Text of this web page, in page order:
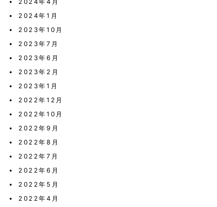
2024年1月
2023年10月
2023年7月
2023年6月
2023年2月
2023年1月
2022年12月
2022年10月
2022年9月
2022年8月
2022年7月
2022年6月
2022年5月
2022年4月